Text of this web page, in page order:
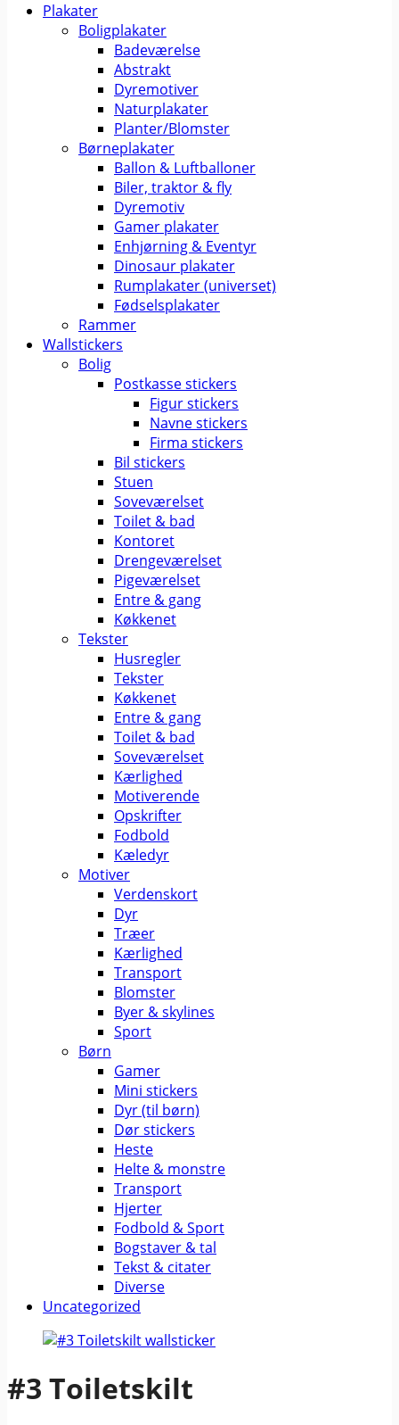
Plakater
Boligplakater
Badeværelse
Abstrakt
Dyremotiver
Naturplakater
Planter/Blomster
Børneplakater
Ballon & Luftballoner
Biler, traktor & fly
Dyremotiv
Gamer plakater
Enhjørning & Eventyr
Dinosaur plakater
Rumplakater (universet)
Fødselsplakater
Rammer
Wallstickers
Bolig
Postkasse stickers
Figur stickers
Navne stickers
Firma stickers
Bil stickers
Stuen
Soveværelset
Toilet & bad
Kontoret
Drengeværelset
Pigeværelset
Entre & gang
Køkkenet
Tekster
Husregler
Tekster
Køkkenet
Entre & gang
Toilet & bad
Soveværelset
Kærlighed
Motiverende
Opskrifter
Fodbold
Kæledyr
Motiver
Verdenskort
Dyr
Træer
Kærlighed
Transport
Blomster
Byer & skylines
Sport
Børn
Gamer
Mini stickers
Dyr (til børn)
Dør stickers
Heste
Helte & monstre
Transport
Hjerter
Fodbold & Sport
Bogstaver & tal
Tekst & citater
Diverse
Uncategorized
#3 Toiletskilt